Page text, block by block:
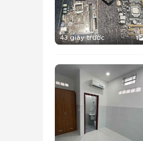
43 giây trước 1